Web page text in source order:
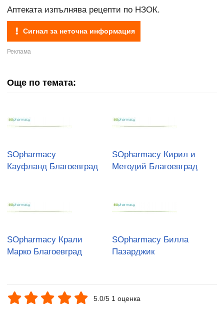
Аптеката изпълнява рецепти по НЗОК.
Сигнал за неточна информация
Още по темата:
SOpharmacy
Кауфланд Благоевград
SOpharmacy Кирил и
Методий Благоевград
SOpharmacy Крали
Марко Благоевград
SOpharmacy Билла
Пазарджик
5.0/5 1 оценка